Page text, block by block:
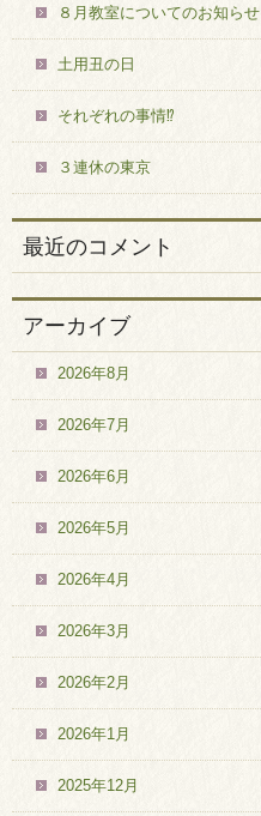
８月教室についてのお知らせ
土用丑の日
それぞれの事情⁉
３連休の東京
最近のコメント
アーカイブ
2026年8月
2026年7月
2026年6月
2026年5月
2026年4月
2026年3月
2026年2月
2026年1月
2025年12月